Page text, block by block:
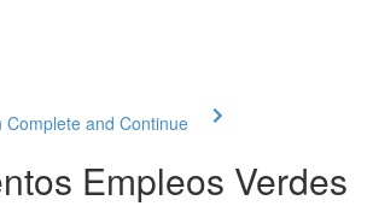
Complete and Continue
Empleos Verdes